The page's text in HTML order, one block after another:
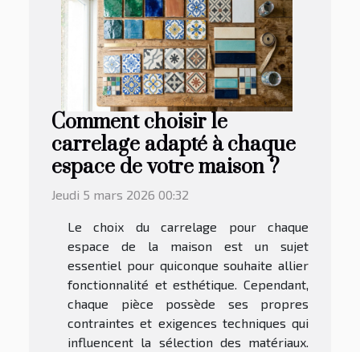
Comment choisir le
carrelage adapté à chaque
espace de votre maison ?
Jeudi 5 mars 2026 00:32
Le choix du carrelage pour chaque
espace de la maison est un sujet
essentiel pour quiconque souhaite allier
fonctionnalité et esthétique. Cependant,
chaque pièce possède ses propres
contraintes et exigences techniques qui
influencent la sélection des matériaux.